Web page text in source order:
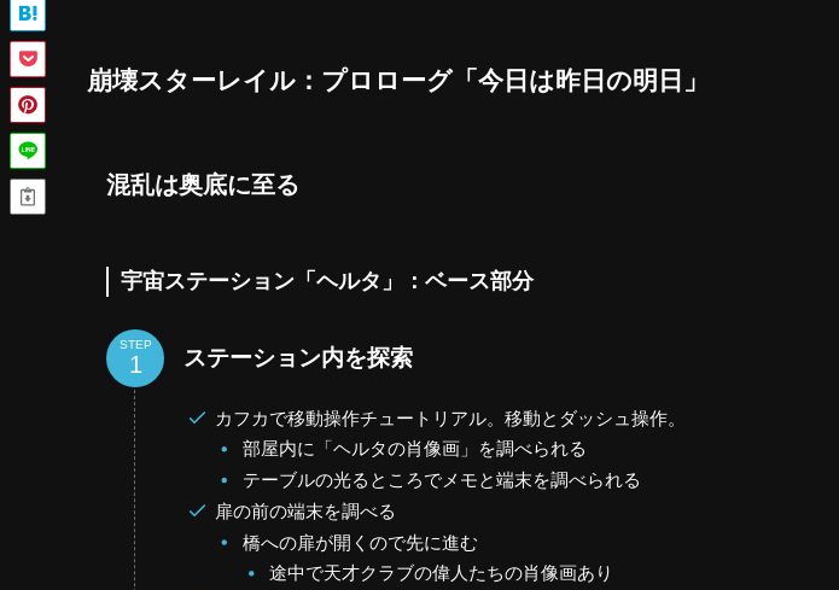
崩壊スターレイル：プロローグ「今日は昨日の明日」
混乱は奥底に至る
宇宙ステーション「ヘルタ」：ベース部分
STEP
ステーション内を探索
カフカで移動操作チュートリアル。移動とダッシュ操作。
部屋内に「ヘルタの肖像画」を調べられる
テーブルの光るところでメモと端末を調べられる
扉の前の端末を調べる
橋への扉が開くので先に進む
途中で天才クラブの偉人たちの肖像画あり